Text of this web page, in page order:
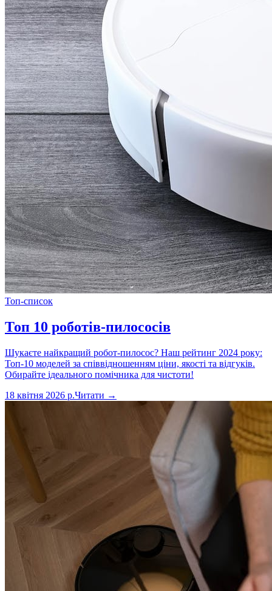
Топ-список
Топ 10 роботів-пилососів
Шукаєте найкращий робот-пилосос? Наш рейтинг 2024 року:
Топ-10 моделей за співвідношенням ціни, якості та відгуків.
Обирайте ідеального помічника для чистоти!
18 квітня 2026 р.Читати →